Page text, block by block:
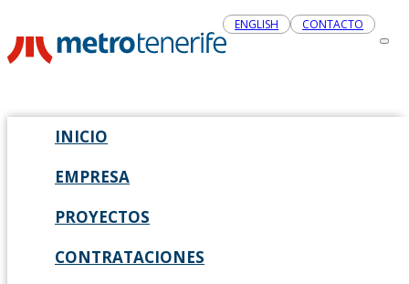
ENGLISH CONTACTO
INICIO
EMPRESA
PROYECTOS
CONTRATACIONES